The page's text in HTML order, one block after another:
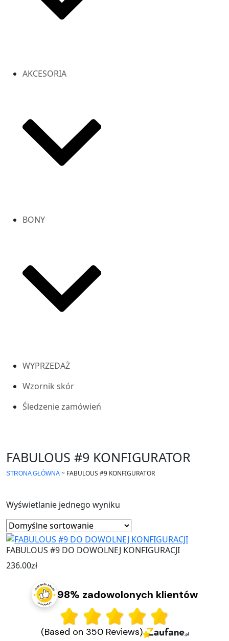
AKCESORIA
BONY
WYPRZEDAŻ
Wzornik skór
Śledzenie zamówień
FABULOUS #9 KONFIGURATOR
STRONA GŁÓWNA ~ FABULOUS #9 KONFIGURATOR
Wyświetlanie jednego wyniku
FABULOUS #9 DO DOWOLNEJ KONFIGURACJI
236.00zł
98% zadowolonych klientów
(Based on 350 Reviews)